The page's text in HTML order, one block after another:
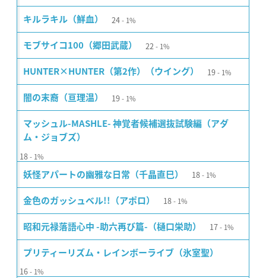
キルラキル（鮮血） 24 1%
モブサイコ100（郷田武蔵） 22 1%
HUNTER×HUNTER（第2作）（ウイング） 19 1%
闇の末裔（亘理温） 19 1%
マッシュル-MASHLE- 神覚者候補選抜試験編（アダ
ム・ジョブズ）
18 1%
妖怪アパートの幽雅な日常（千晶直巳） 18 1%
金色のガッシュベル!!（アポロ） 18 1%
昭和元禄落語心中 -助六再び篇-（樋口栄助） 17 1%
プリティーリズム・レインボーライブ（氷室聖）
16 1%